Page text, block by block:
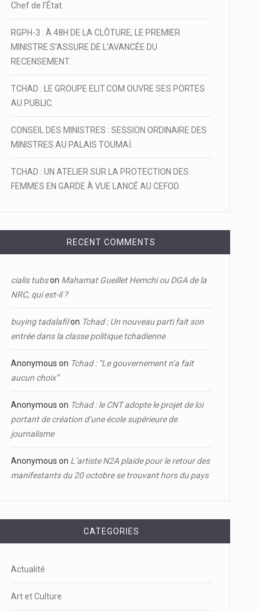
Chef de l’État.
RGPH-3 : À 48H DE LA CLÔTURE, LE PREMIER
MINISTRE S’ASSURE DE L’AVANCÉE DU
RECENSEMENT.
TCHAD : LE GROUPE ELIT.COM OUVRE SES PORTES
AU PUBLIC.
CONSEIL DES MINISTRES : SESSION ORDINAIRE DES
MINISTRES AU PALAIS TOUMAÏ.
TCHAD : UN ATELIER SUR LA PROTECTION DES
FEMMES EN GARDE À VUE LANCÉ AU CEFOD.
RECENT COMMENTS
cialis tubson Mahamat Gueillet Hemchi ou DGA de la
NRC, qui est-il ?
buying tadalafilon Tchad : Un nouveau parti fait son
entrée dans la classe politique tchadienne
Anonymous on Tchad : ‘’Le gouvernement n’a fait
aucun choix’’
Anonymous on Tchad : le CNT adopte le projet de loi
portant de création d’une école supérieure de
journalisme
Anonymous on L’artiste N2A plaide pour le retour des
manifestants du 20 octobre se trouvant hors du pays
CATEGORIES
Actualité
Art et Culture